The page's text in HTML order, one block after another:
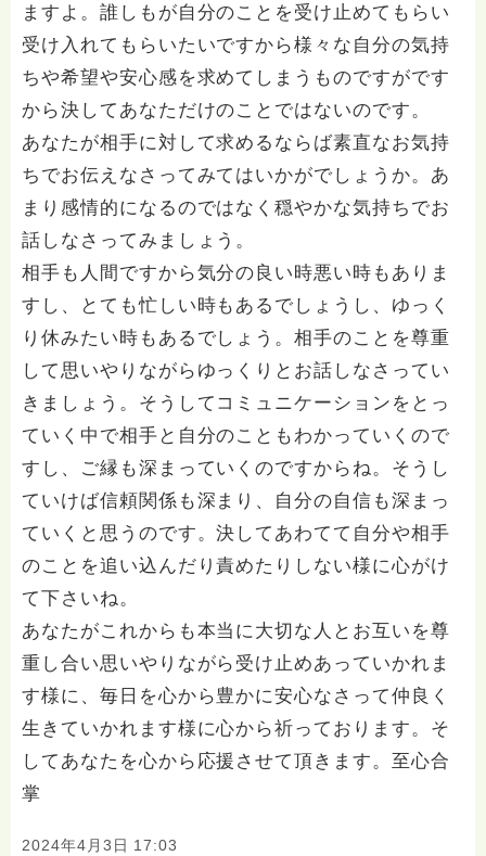
院でご参加いただける イベントも開催しております。
次回は12月19日(木)21時〜です！ 詳細等はInstagram
でお知らせします。
ますよ。誰しもが自分のことを受け止めてもらい
受け入れてもらいたいですから様々な自分の気持
ちや希望や安心感を求めてしまうものですがです
から決してあなただけのことではないのです。
あなたが相手に対して求めるならば素直なお気持
ちでお伝えなさってみてはいかがでしょうか。あ
まり感情的になるのではなく穏やかな気持ちでお
話しなさってみましょう。
相手も人間ですから気分の良い時悪い時もありま
すし、とても忙しい時もあるでしょうし、ゆっく
り休みたい時もあるでしょう。相手のことを尊重
して思いやりながらゆっくりとお話しなさってい
きましょう。そうしてコミュニケーションをとっ
ていく中で相手と自分のこともわかっていくので
すし、ご縁も深まっていくのですからね。そうし
ていけば信頼関係も深まり、自分の自信も深まっ
ていくと思うのです。決してあわてて自分や相手
のことを追い込んだり責めたりしない様に心がけ
て下さいね。
あなたがこれからも本当に大切な人とお互いを尊
重し合い思いやりながら受け止めあっていかれま
す様に、毎日を心から豊かに安心なさって仲良く
生きていかれます様に心から祈っております。そ
してあなたを心から応援させて頂きます。至心合
掌
2024年4月3日 17:03